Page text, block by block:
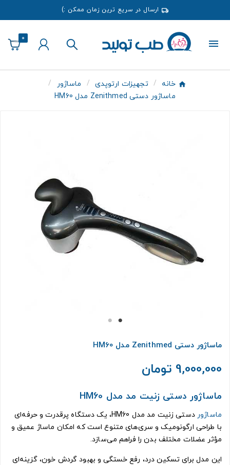
ارسال در سریع ترین زمان ممکن :)
0
خانه تجهیزات ارتوپدی
ماساژور
ماساژور دستی Zenithmed مدل HM60
ماساژور دستی Zenithmed مدل HM60
9,000,000 تومان
ماساژور دستی زنیت مد مدل HM60
ماساژور
دستی زنیت مد مدل HM60، یک دستگاه پرقدرت و حرفه‌ای
با طراحی ارگونومیک و سری‌های متنوع است که امکان ماساژ عمیق و
مؤثر عضلات مختلف بدن را فراهم می‌سازد.
این مدل برای تسکین درد، رفع خستگی و بهبود گردش خون، گزینه‌ای